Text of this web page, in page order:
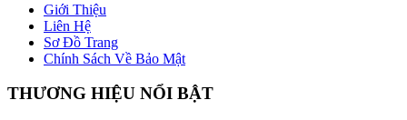
Giới Thiệu
Liên Hệ
Sơ Đồ Trang
Chính Sách Về Bảo Mật
THƯƠNG HIỆU NỔI BẬT